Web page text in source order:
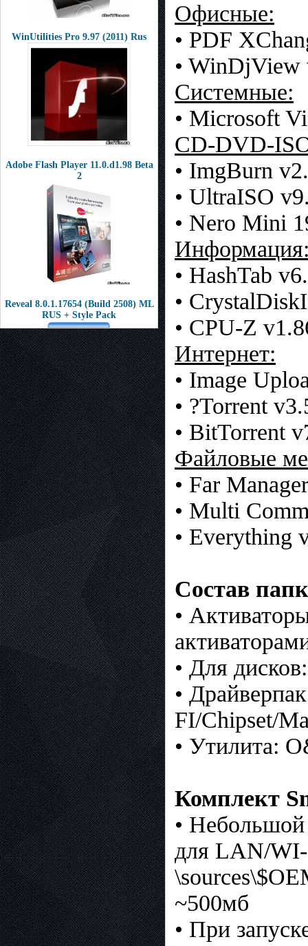
WinUtilities Pro 9.97 (2011) Rus
Adobe Flash Player 11.0.d1.98 Beta
2
Reveal 8.0.1.17654 (Build 2508) ML
RUS + Style Pack
Офисные:
• PDF
• WinDjView
Системные:
• Microsoft
CD-DVD-
• ImgBurn
• UltraISO
• Nero Mini
• HashTab
•
• CPU-Z
Интернет:
• Image
• ?Torrent
• BitTorrent
Файловые
• Far
• Multi
• Everything
Состав
•
• Для
•
FI/Chipset/
• Утилита:
Комплект
•
для LAN/WI-
~500мб
• При